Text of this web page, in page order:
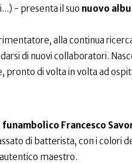
- presenta il suo nuovo
alla continua
di nuovi collaboratori.
pronto di volta in volta ad
Francesco
di batterista, con i colori
autentico maestro.